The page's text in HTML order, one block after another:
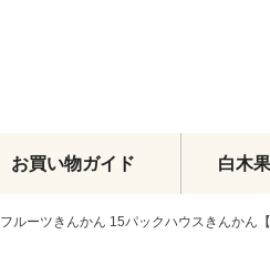
お買い物ガイド 白木
フルーツきんかん 15パックハウスきんかん【